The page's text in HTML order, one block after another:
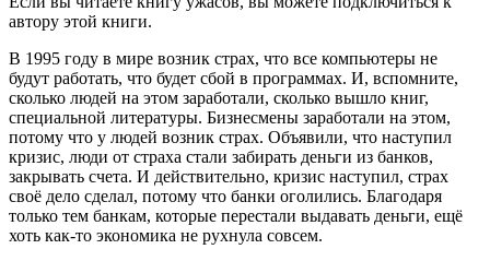
автору этой книги.
В 1995 году в мире возник страх, что все компьютеры не
будут работать, что будет сбой в программах. И, вспомните,
сколько людей на этом заработали, сколько вышло книг,
специальной литературы. Бизнесмены заработали на этом,
потому что у людей возник страх. Объявили, что наступил
кризис, люди от страха стали забирать деньги из банков,
закрывать счета. И действительно, кризис наступил, страх
своё дело сделал, потому что банки оголились. Благодаря
только тем банкам, которые перестали выдавать деньги, ещё
хоть как-то экономика не рухнула совсем.